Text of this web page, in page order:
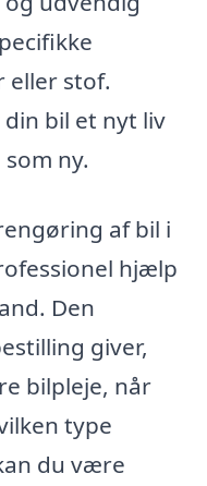
eller stof.
bil et nyt liv
ny.
af bil i
hjælp
Den
giver,
bilpleje, når
type
du være